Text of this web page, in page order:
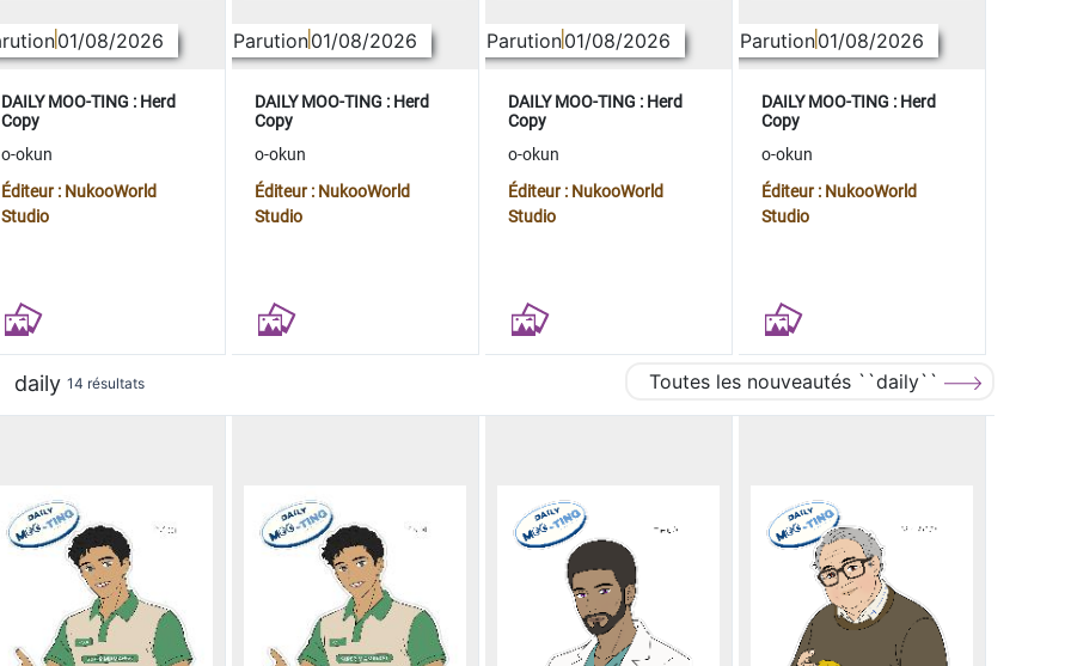
01/08/2026
DAILY MOO-TING : Herd
Copy
o-okun
Éditeur : NukooWorld
Studio
Parution01/08/2026
DAILY MOO-TING : Herd
Copy
o-okun
Éditeur : NukooWorld
Studio
Parution01/08/2026
DAILY MOO-TING : Herd
Copy
o-okun
Éditeur : NukooWorld
Studio
Parution01/08/2026
DAILY MOO-TING : Herd
Copy
o-okun
Éditeur : NukooWorld
Studio
daily 14 résultats Toutes les nouveautés ``daily``